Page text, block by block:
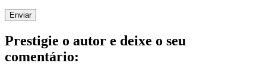
Enviar
Prestigie o autor e deixe o seu
comentário: